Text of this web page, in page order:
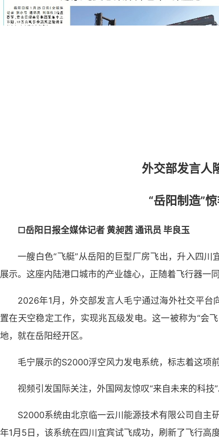
外交部发言人
“岳阳制造”
□岳阳日报全媒体记者 黄昶茜 通讯员 毕良玉
一艘白色“飞艇”从岳阳的巨型厂房飞出，升入四
展示。这座内陆港口城市的产业雄心，正随着飞行器一
2026年1月，外交部发言人毛宁通过海外社交平
置在天空稳定工作，实现兆瓦级发电。这一被称为“会
地，就在岳阳经开区。
毛宁展示的S2000浮空风力发电系统，标志着这项
视频引发国际关注，外国网友惊叹“来自未来的科技
S2000系统由北京临一云川能源技术有限公司自主
年1月5日，该系统在四川宜宾试飞成功，刷新了飞行高